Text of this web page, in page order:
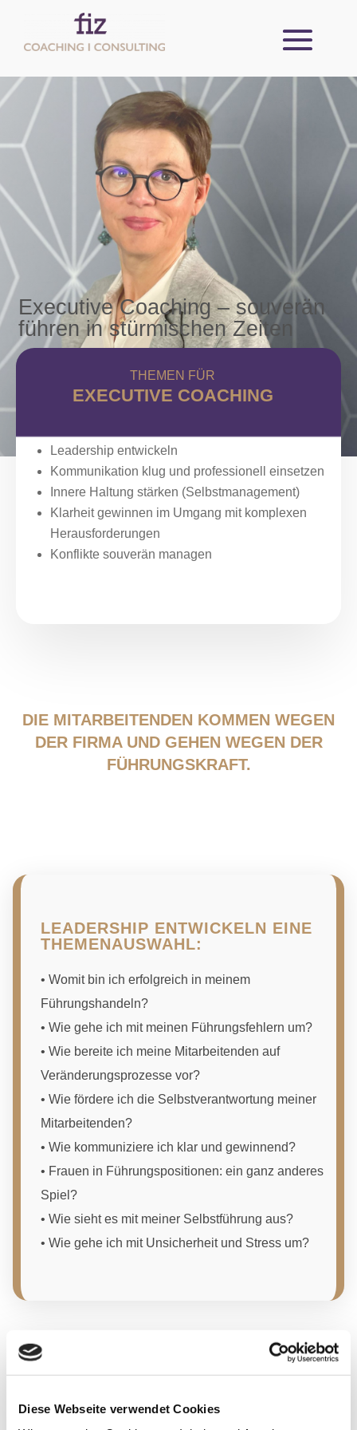
Diese Webseite verwendet Cookies
Executive Coaching – souverän
führen in stürmischen Zeiten
THEMEN FÜR
EXECUTIVE COACHING
Leadership entwickeln
Kommunikation klug und professionell einsetzen
Innere Haltungstärken (Selbstmanagement)
Klarheit gewinnen im Umgang mit komplexen
Herausforderungen
Konflikte souverän managen
DIE MITARBEITENDEN KOMMEN WEGEN
DER FIRMA UND GEHEN WEGEN DER
FÜHRUNGSKRAFT.
LEADERSHIP ENTWICKELN EINE
THEMENAUSWAHL:
• Womit bin ich erfolgreich in meinem
Führungshandeln?
• Wie gehe ich mit meinen Führungsfehlern um?
• Wie bereite ich meine Mitarbeitenden auf
Veränderungsprozesse vor?
• Wie fördere ich die Selbstverantwortung meiner
Mitarbeitenden?
• Wie kommuniziere ich klar und gewinnend?
• Frauen in Führungspositionen: ein ganz anderes
Spiel?
• Wie sieht es mit meiner Selbstführung aus?
• Wie gehe ich mit Unsicherheit und Stress um?
es erfordert eine klare innere Haltung,